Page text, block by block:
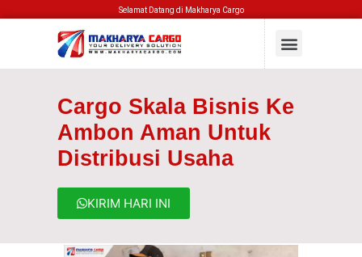
Selamat Datang di Makharya Cargo
Cargo Skala Bisnis Ke
Ambon Aman Untuk
Distribusi Usaha
KIRIM HARI INI